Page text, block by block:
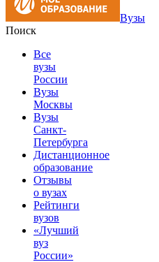
Вузы
Поиск
Все
вузы
России
Вузы
Москвы
Вузы
Санкт-
Петербурга
Дистанционное
образование
Отзывы
о вузах
Рейтинги
вузов
«Лучший
вуз
России»